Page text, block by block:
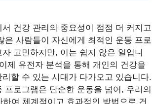
서 건강 관리의 중요성이 점점 더 커지고
은 사람들이 자신에게 최적인 운동 프로
자 고민하지만, 이는 쉽지 않은 일입니
제 유전자 분석을 통해 개인의 건강을
할 수 있는 시대가 다가오고 있습니다.
프로그램은 단순한 운동을 넘어, 우리의
하여 체계적이고 효과적인 방법으로 건